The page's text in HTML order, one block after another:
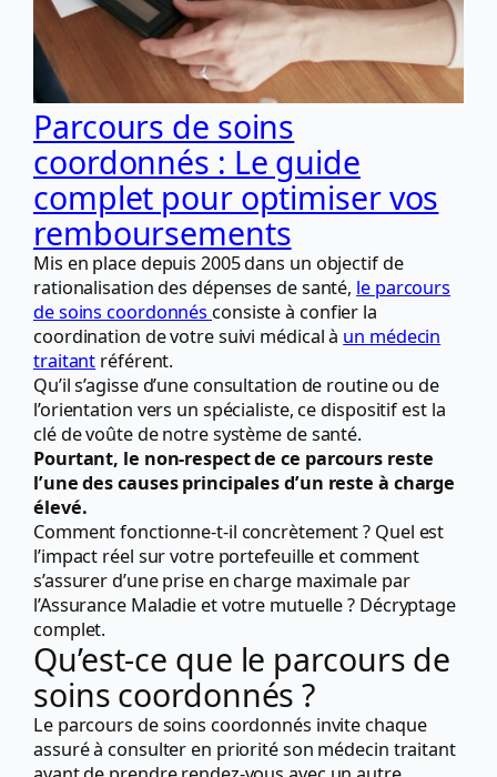
Parcours de soins
coordonnés : Le guide
complet pour optimiser vos
remboursements
Mis en place depuis 2005 dans un objectif de
rationalisation des dépenses de santé, le parcours
de soins coordonnés consiste à confier la
coordination de votre suivi médical à un médecin
traitant référent.
Qu’il s’agisse d’une consultation de routine ou de
l’orientation vers un spécialiste, ce dispositif est la
clé de voûte de notre système de santé.
Pourtant, le non-respect de ce parcours reste
l’une des causes principales d’un reste à charge
élevé.
Comment fonctionne-t-il concrètement ? Quel est
l’impact réel sur votre portefeuille et comment
s’assurer d’une prise en charge maximale par
l’Assurance Maladie et votre mutuelle ? Décryptage
complet.
Qu’est-ce que le parcours de
soins coordonnés ?
Le parcours de soins coordonnés invite chaque
assuré à consulter en priorité son médecin traitant